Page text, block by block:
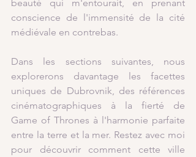
beauté qui m'entourait, en prenant
conscience de l'immensité de la cité
médiévale en contrebas.
Dans les sections suivantes, nous
explorerons davantage les facettes
uniques de Dubrovnik, des références
cinématographiques à la fierté de
Game of Thrones à l'harmonie parfaite
entre la terre et la mer. Restez avec moi
pour découvrir comment cette ville